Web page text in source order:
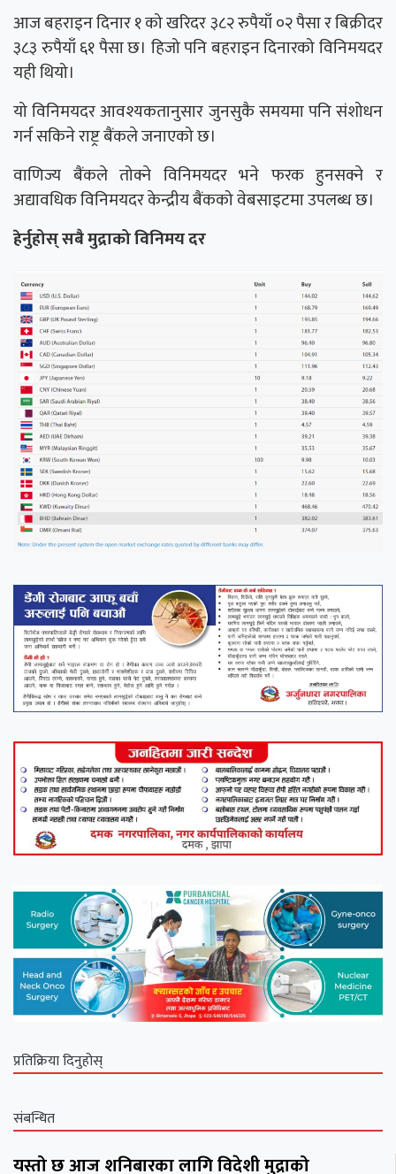
आज बहराइन दिनार १ को खरिदर ३८२ रुपैयाँ ०२ पैसा र बिक्रीदर
३८३ रुपैयाँ ६१ पैसा छ। हिजो पनि बहराइन दिनारको विनिमयदर
यही थियो।
यो विनिमयदर आवश्यकतानुसार जुनसुकै समयमा पनि संशोधन
गर्न सकिने राष्ट्र बैंकले जनाएको छ।
वाणिज्य बैंकले तोक्ने विनिमयदर भने फरक हुनसक्ने र
अद्यावधिक विनिमयदर केन्द्रीय बैंकको वेबसाइटमा उपलब्ध छ।
हेर्नुहोस् सबै मुद्राको विनिमय दर
प्रतिक्रिया दिनुहोस्
संबन्धित
यस्तो छ आज शनिबारका लागि विदेशी मुद्राको